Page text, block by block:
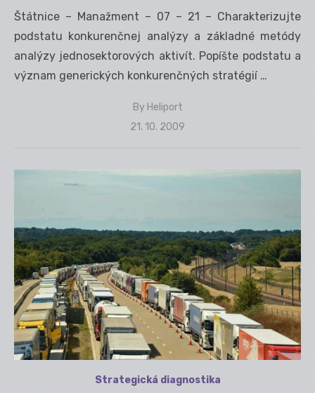
Štátnice – Manažment – 07 – 21 – Charakterizujte
podstatu konkurenčnej analýzy a základné metódy
analýzy jednosektorových aktivít. Popíšte podstatu a
význam generických konkurenčných stratégií …
By Heliport
Posted
21. 10. 2009
Strategická diagnostika